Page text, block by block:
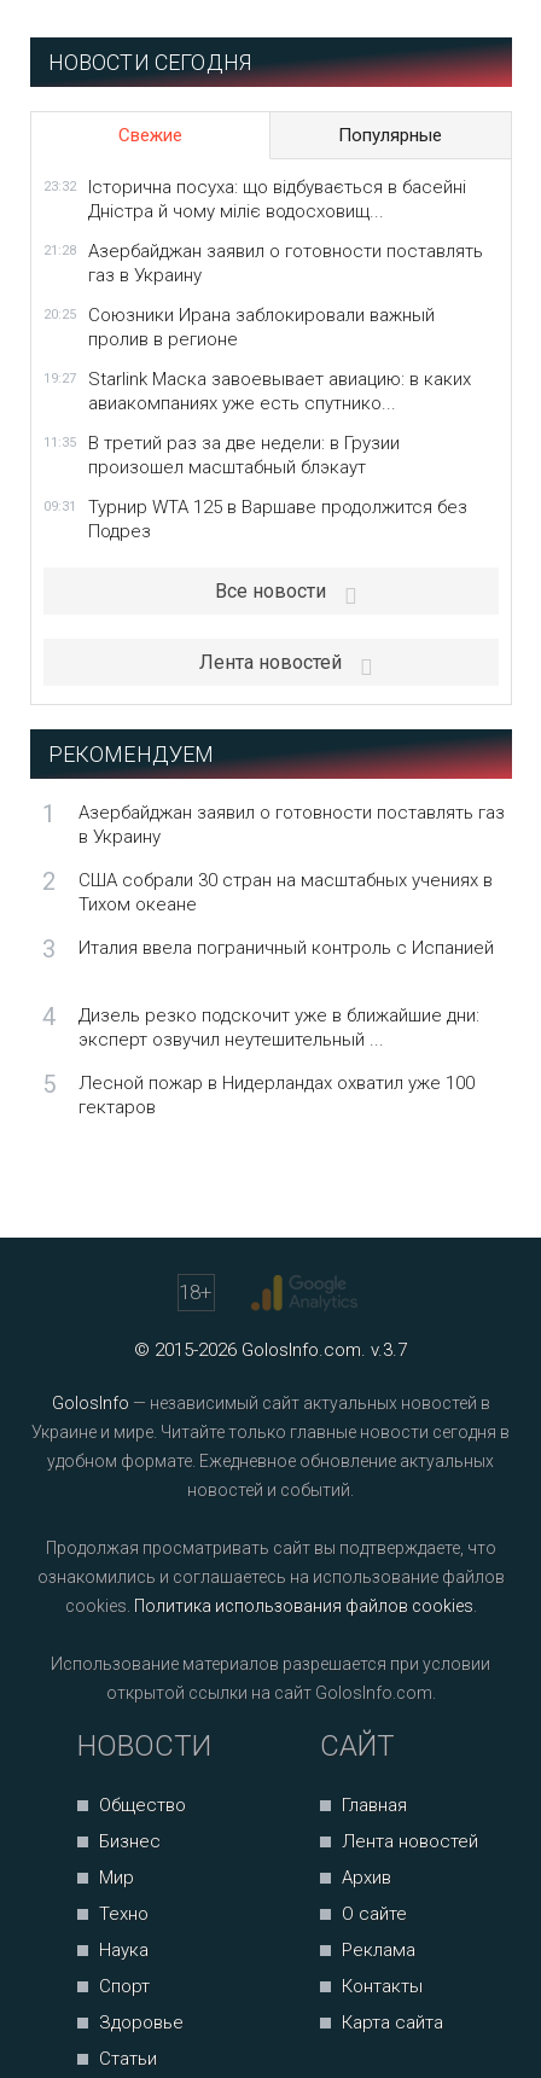
НОВОСТИ СЕГОДНЯ
Свежие Популярные
23:32
Історична посуха: що відбувається в басейні
Дністра й чому міліє водосховищ...
21:28
Азербайджан заявил о готовности поставлять
газ в Украину
20:25
Союзники Ирана заблокировали важный
пролив в регионе
19:27
Starlink Маска завоевывает авиацию: в каких
авиакомпаниях уже есть спутнико...
11:35
В третий раз за две недели: в Грузии
произошел масштабный блэкаут
09:31
Турнир WTA 125 в Варшаве продолжится без
Подрез
Все новости
Лента новостей
РЕКОМЕНДУЕМ
1
Азербайджан заявил о готовности поставлять газ
в Украину
2
США собрали 30 стран на масштабных учениях в
Тихом океане
3 Италия ввела пограничный контроль с Испанией
4
Дизель резко подскочит уже в ближайшие дни:
эксперт озвучил неутешительный ...
5
Лесной пожар в Нидерландах охватил уже 100
гектаров
18+
© 2015-2026 GolosInfo.com. v.3.7
GolosInfo — независимый сайт актуальных новостей в
Украине и мире. Читайте только главные новости сегодня в
удобном формате. Ежедневное обновление актуальных
новостей и событий.
Продолжая просматривать сайт вы подтверждаете, что
ознакомились и соглашаетесь на использование файлов
cookies. Политика использования файлов cookies
Использование материалов разрешается при условии
открытой ссылки на сайт GolosInfo.com.
НОВОСТИ
Общество
Бизнес
Мир
Техно
Наука
Спорт
Здоровье
Статьи
САЙТ
Главная
Лента новостей
Архив
О сайте
Реклама
Контакты
Карта сайта